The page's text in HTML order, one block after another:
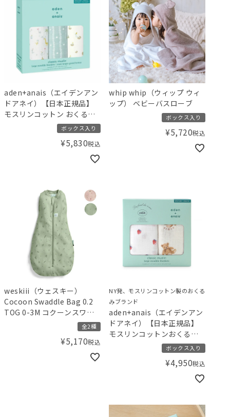
aden+anais（エイデンアン
ドアネイ）【日本正規品】
モスリンコットン おくるみ3
枚セット イヤーオブザスネ
イク year of the snake 3pk
swaddle【数量限定！2025
年の干支のかわいいスネー
ボックス入り
¥5,830税込
whip whip（ウィップ ウィ
ップ） ベビーバスローブ
ボックス入り
¥5,720税込
weskiii（ウェスキー）
Cocoon Swaddle Bag 0.2
TOG 0-3M コクーンスワド
全2種
¥5,170税込
NY発、モスリンコットン製のおくる
みブランド
aden+anais（エイデンアン
ドアネイ）【日本正規品】
モスリンコットンおくるみ 2
枚セット gelato pique ジェ
ラートピケ ストロベリー･ベ
ボックス入り
¥4,950税込